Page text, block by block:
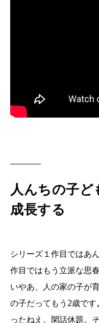
人んちの子ど
成長する
シリーズ１作目ではあ
作目ではもう立派な思
いやあ、人の家の子が
の子だってもう2歳で
ったねえ。閑話休題。